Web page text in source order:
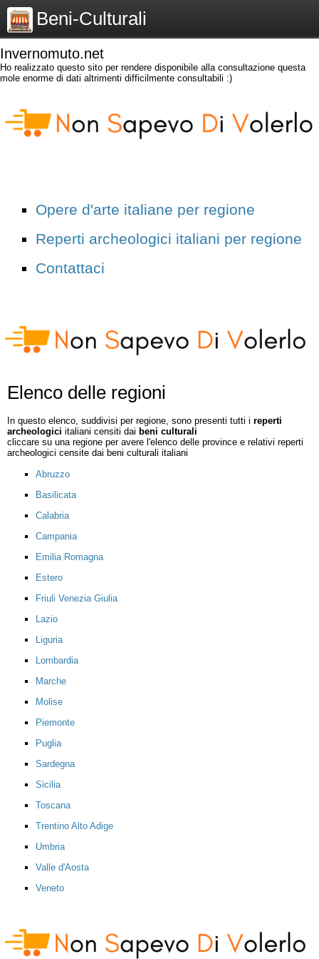
Beni-Culturali
Invernomuto.net
Ho realizzato questo sito per rendere disponibile alla consultazione questa
mole enorme di dati altrimenti difficilmente consultabili :)
Opere d'arte italiane per regione
Reperti archeologici italiani per regione
Contattaci
Elenco delle regioni
In questo elenco, suddivisi per regione, sono presenti tutti i reperti
archeologici italiani censiti dai beni culturali
cliccare su una regione per avere l'elenco delle province e relativi reperti
archeologici censite dai beni culturali italiani
Abruzzo
Basilicata
Calabria
Campania
Emilia Romagna
Estero
Friuli Venezia Giulia
Lazio
Liguria
Lombardia
Marche
Molise
Piemonte
Puglia
Sardegna
Sicilia
Toscana
Trentino Alto Adige
Umbria
Valle d'Aosta
Veneto